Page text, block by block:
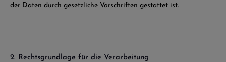
der Daten durch gesetzliche Vorschriften gestattet ist.
2. Rechtsgrundlage für die Verarbeitung